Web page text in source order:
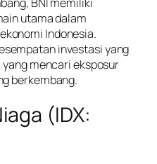
utama dalam
Indonesia.
investasi yang
mencari eksposur
berkembang.
(IDX: